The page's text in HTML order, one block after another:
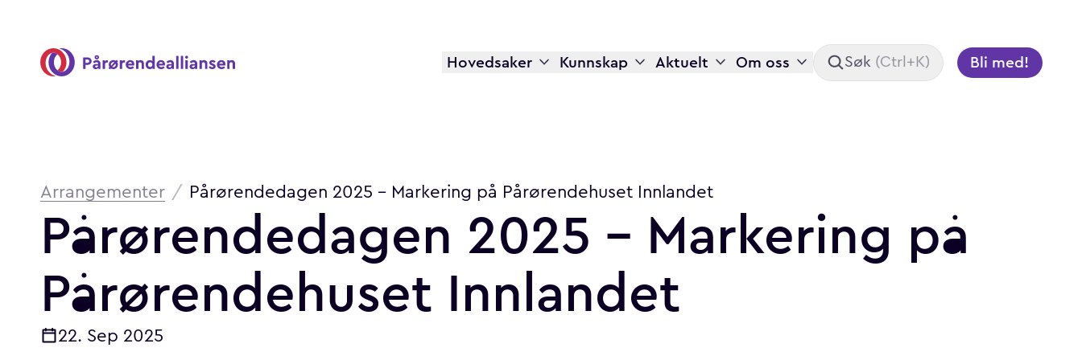
Pårørendealliansen Hovedsaker Kunnskap Aktuelt Om oss Søk (Ctrl+K) Bli med!
Brødsmulesti
Arrangementer / Pårørendedagen 2025 - Markering på Pårørendehuset Innlandet
Pårørendedagen 2025 - Markering på
Pårørendehuset Innlandet
22. Sep 2025